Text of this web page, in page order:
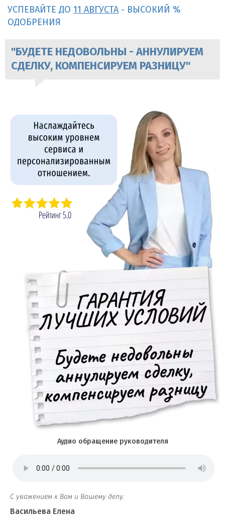
УСПЕВАЙТЕ ДО 11 АВГУСТА - ВЫСОКИЙ %
ОДОБРЕНИЯ
"БУДЕТЕ НЕДОВОЛЬНЫ - АННУЛИРУЕМ
СДЕЛКУ, КОМПЕНСИРУЕМ РАЗНИЦУ"
Аудио обращение руководителя
С уважением к Вам и Вашему делу.
Васильева Елена